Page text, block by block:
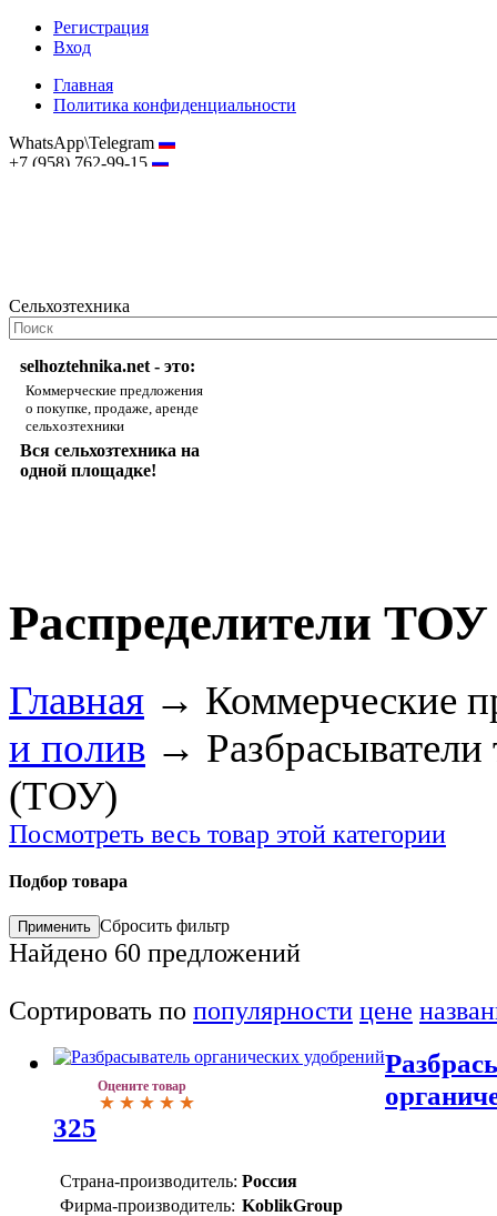
Регистрация
Вход
Главная
Политика конфиденциальности
WhatsApp\Telegram
+7 (958) 762-99-15
Сельхозтехника
selhoztehnika.net - это:
Коммерческие предложения
о покупке, продаже, аренде
сельхозтехники
Вся сельхозтехника на
одной площадке!
Распределители
Главная → Коммерческие
и полив →
(ТОУ)
Посмотреть весь товар этой категории
Подбор товара
Сбросить фильтр
Найдено 60 предложений
Сортировать по популярности цене
Оцените товар
325
Страна-производитель: Россия
Фирма-производитель: KoblikGroup